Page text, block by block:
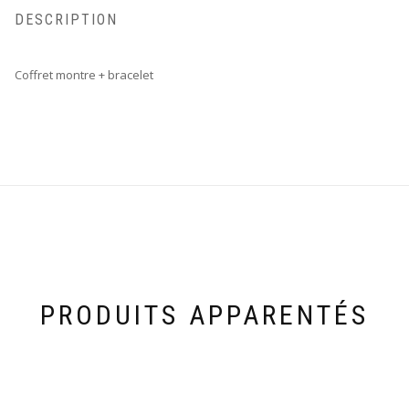
DESCRIPTION
Coffret montre + bracelet
PRODUITS APPARENTÉS